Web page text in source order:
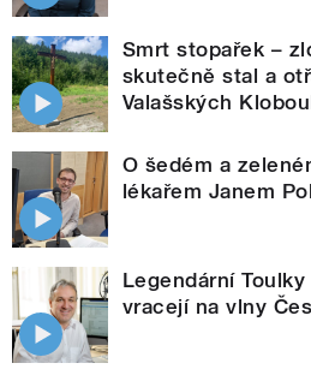
Smrt stopařek –
skutečně stal a
Valašských
O šedém a
lékařem Janem
Legendární
vracejí na vlny